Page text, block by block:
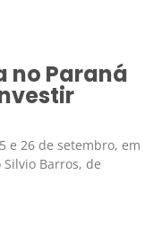
no Paraná
e 26 de setembro, em
Barros, de